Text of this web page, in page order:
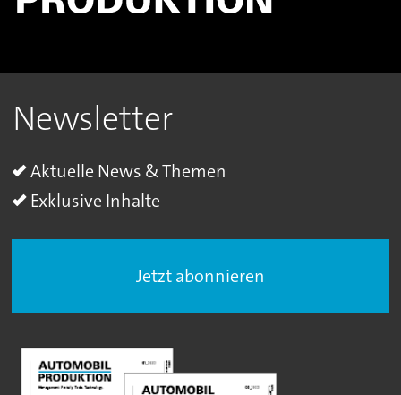
Newsletter
Aktuelle News & Themen
Exklusive Inhalte
Jetzt abonnieren